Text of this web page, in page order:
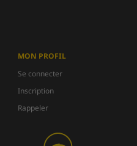
MON PROFIL
Se connecter
Inscription
Rappeler